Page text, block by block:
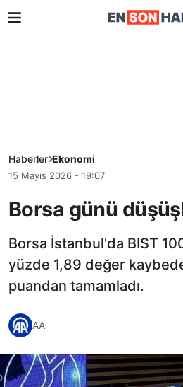
Haberler Ekonomi
15 Mayıs 2026 - 19:07
Borsa günü
Borsa İstanbul'da BIST
yüzde 1,89 değer
puandan tamamladı.
AA